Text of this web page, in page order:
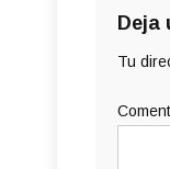
Deja
Tu